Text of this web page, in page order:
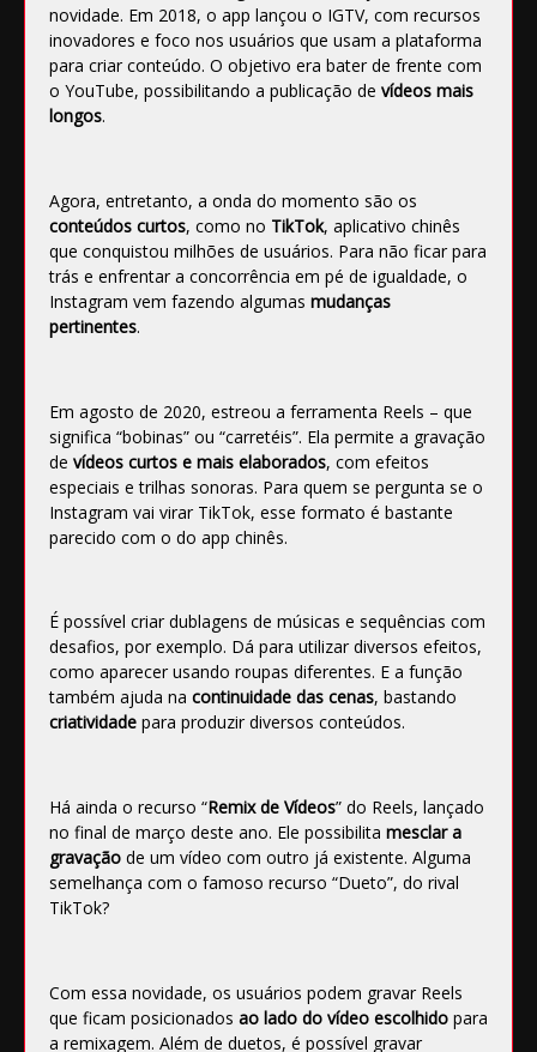
novidade. Em 2018, o app lançou o IGTV, com recursos
inovadores e foco nos usuários que usam a plataforma
para criar conteúdo. O objetivo era bater de frente com
o YouTube, possibilitando a publicação de vídeos mais
longos.
Agora, entretanto, a onda do momento são os
conteúdos curtos, como no TikTok, aplicativo chinês
que conquistou milhões de usuários. Para não ficar para
trás e enfrentar a concorrência em pé de igualdade, o
Instagram vem fazendo algumas mudanças
pertinentes.
Em agosto de 2020, estreou a ferramenta Reels – que
significa “bobinas” ou “carretéis”. Ela permite a gravação
de vídeos curtos e mais elaborados, com efeitos
especiais e trilhas sonoras. Para quem se pergunta se o
Instagram vai virar TikTok, esse formato é bastante
parecido com o do app chinês.
É possível criar dublagens de músicas e sequências com
desafios, por exemplo. Dá para utilizar diversos efeitos,
como aparecer usando roupas diferentes. E a função
também ajuda na continuidade das cenas, bastando
criatividade para produzir diversos conteúdos.
Há ainda o recurso “Remix de Vídeos” do Reels, lançado
no final de março deste ano. Ele possibilita mesclar a
gravação de um vídeo com outro já existente. Alguma
semelhança com o famoso recurso “Dueto”, do rival
TikTok?
Com essa novidade, os usuários podem gravar Reels
que ficam posicionados ao lado do vídeo escolhido para
a remixagem. Além de duetos, é possível gravar